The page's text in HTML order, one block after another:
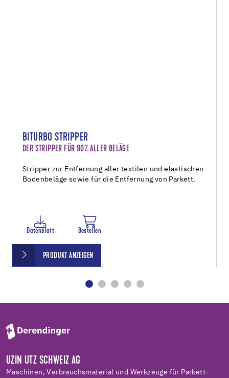
BITURBO STRIPPER
DER STRIPPER FÜR 90% ALLER BELÄGE
Stripper zur Entfernung aller textilen und elastischen
Bodenbeläge sowie für die Entfernung von Parkett.
Datenblatt Bestellen
PRODUKT ANZEIGEN
UZIN UTZ SCHWEIZ AG
Maschinen, Verbrauchsmaterial und Werkzeuge für Parkett-